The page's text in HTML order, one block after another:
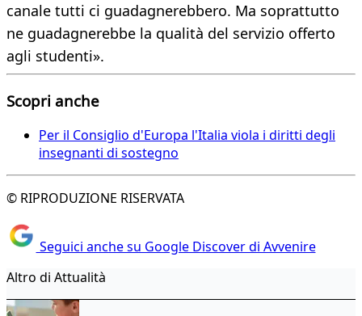
canale tutti ci guadagnerebbero. Ma soprattutto
ne guadagnerebbe la qualità del servizio offerto
agli studenti».
Scopri anche
Per il Consiglio d'Europa l'Italia viola i diritti degli
insegnanti di sostegno
© RIPRODUZIONE RISERVATA
Seguici anche su Google Discover di Avvenire
Altro di Attualità